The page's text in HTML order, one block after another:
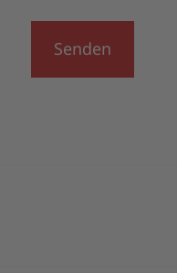
Senden